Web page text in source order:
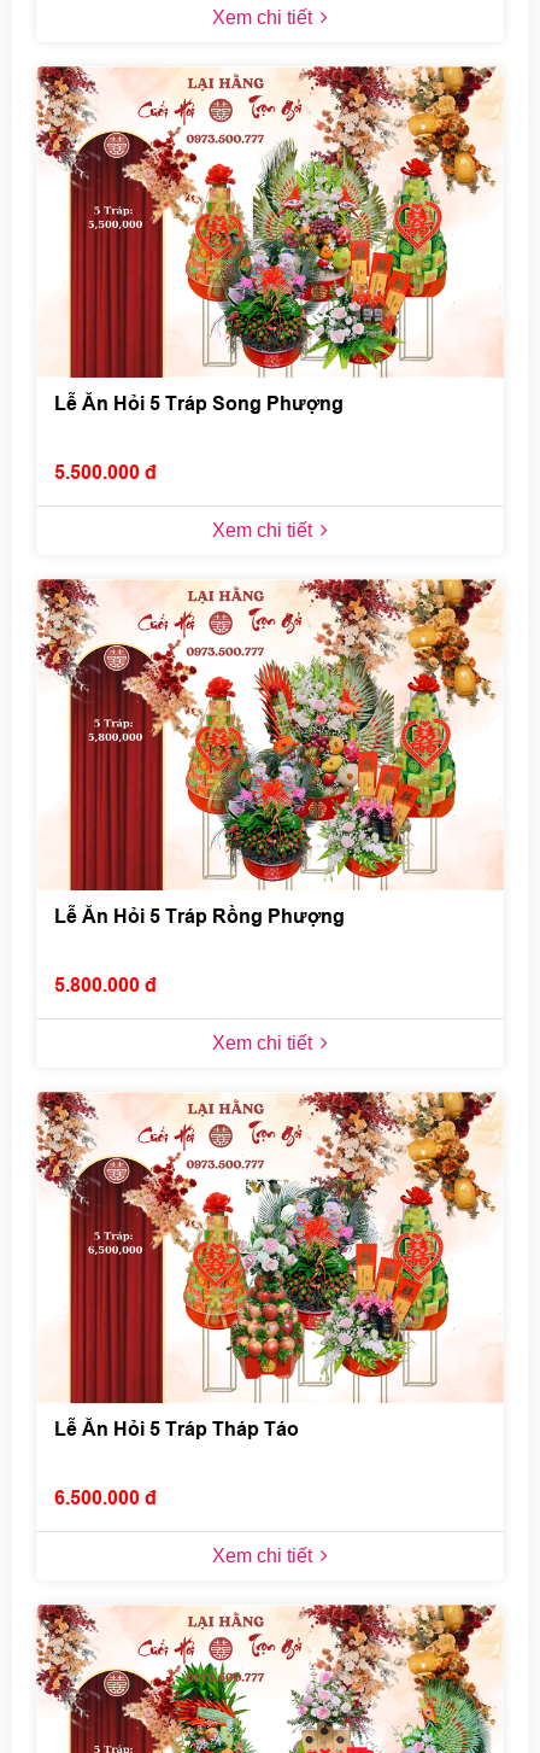
Xem chi tiết
Lễ Ăn Hỏi 5 Tráp Song Phượng
5.500.000 đ
Xem chi tiết
Lễ Ăn Hỏi 5 Tráp Rồng Phượng
5.800.000 đ
Xem chi tiết
Lễ Ăn Hỏi 5 Tráp Tháp Táo
6.500.000 đ
Xem chi tiết